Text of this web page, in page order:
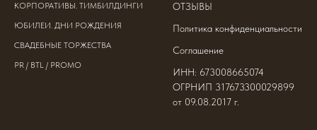
КОРПОРАТИВЫ. ТИМБИЛДИНГИ
ЮБИЛЕИ. ДНИ РОЖДЕНИЯ
СВАДЕБНЫЕ ТОРЖЕСТВА
PR / BTL / PROMO
ОТЗЫВЫ
Политика конфиденциальности
Соглашение
ИНН: 673008665074
ОГРНИП 317673300029899
от 09.08.2017 г.